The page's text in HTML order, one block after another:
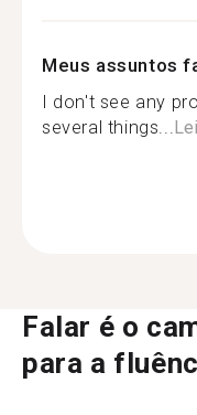
Meus assuntos
I don't see any
several things...
Falar é o
para a